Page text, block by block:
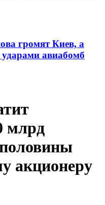
громят Киев, а
ударами авиабомб
млрд
акционеру